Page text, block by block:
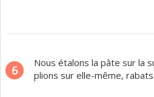
6
Nous étalons la pâte sur la
plions sur elle-même,